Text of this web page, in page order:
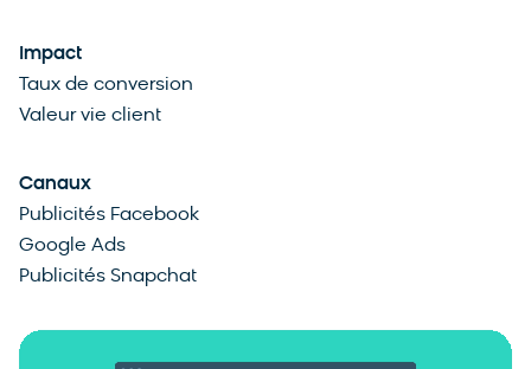
Impact
Taux de conversion
Valeur vie client
Canaux
Publicités Facebook
Google Ads
Publicités Snapchat